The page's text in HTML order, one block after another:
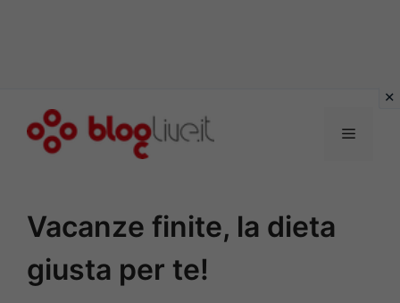
Menu
Vacanze finite, la dieta
giusta per te!